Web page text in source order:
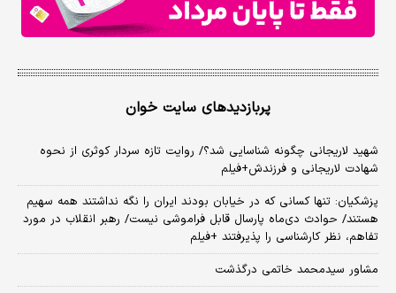
پربازدیدهای سایت خوان
شهید لاریجانی چگونه شناسایی شد؟/ روایت تازه سردار کوثری از نحوه
شهادت لاریجانی و فرزندش+فیلم
پزشکیان: تنها کسانی که در خیابان بودند ایران را نگه نداشتند همه سهیم
هستند/ حوادث دی‌ماه پارسال قابل فراموشی نیست/ رهبر انقلاب در مورد
تفاهم، نظر کارشناسی را پذیرفتند +فیلم
مشاور سیدمحمد خاتمی درگذشت